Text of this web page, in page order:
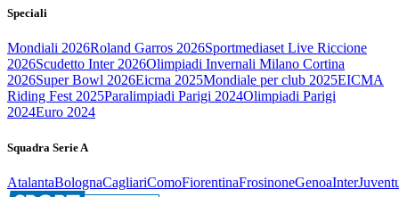
Speciali
Mondiali 2026Roland Garros 2026Sportmediaset Live Riccione
2026Scudetto Inter 2026Olimpiadi Invernali Milano Cortina
2026Super Bowl 2026Eicma 2025Mondiale per club 2025EICMA
Riding Fest 2025Paralimpiadi Parigi 2024Olimpiadi Parigi
2024Euro 2024
Squadra Serie A
AtalantaBolognaCagliariComoFiorentinaFrosinoneGenoaInter